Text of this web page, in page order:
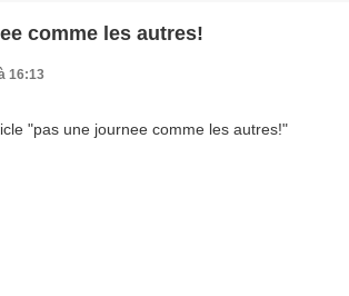
comme les autres!
16:13